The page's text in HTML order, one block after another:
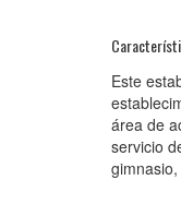
Este
área de
servicio